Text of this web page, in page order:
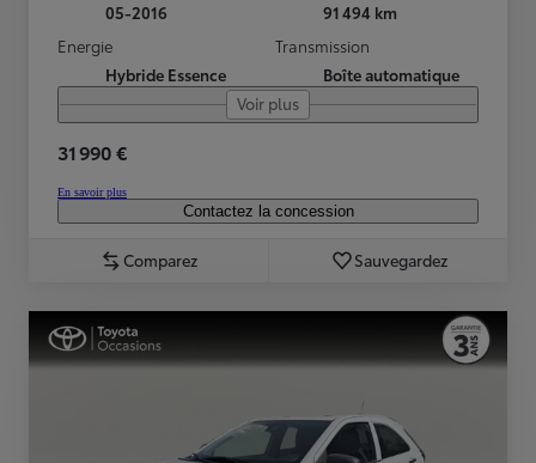
05-2016
91 494 km
Energie
Hybride Essence
Transmission
Boîte automatique
Voir plus
31 990 €
En savoir plus
Contactez la concession
Comparez Sauvegardez